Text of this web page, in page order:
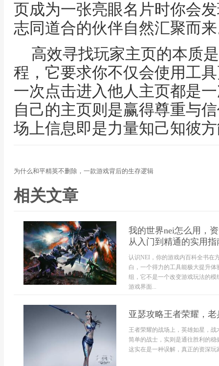
页成为一张亮眼名片时你会
志同道合的伙伴自然汇聚而
高效寻找玩家主页的本质
程，它要求你不仅会使用工
一次点击进入他人主页都是
自己的主页则是赢得尊重与
场上信息即是力量知己知彼
为什么和平精英不删除，一款游戏背后的生存逻辑
相关文章
我的世界nei怎么用，
从入门到精通的实用指
认识NEI，你的游戏内百科全书在
白，一个得力的工具能极大提升体
组，它不是一个改变游戏玩法的
游戏界面...
亚瑟攻略王者荣耀，
王者荣耀的战场上，英雄如星，
简单的战士，实则是通往胜利的
这实在是一种误解，真正的资深